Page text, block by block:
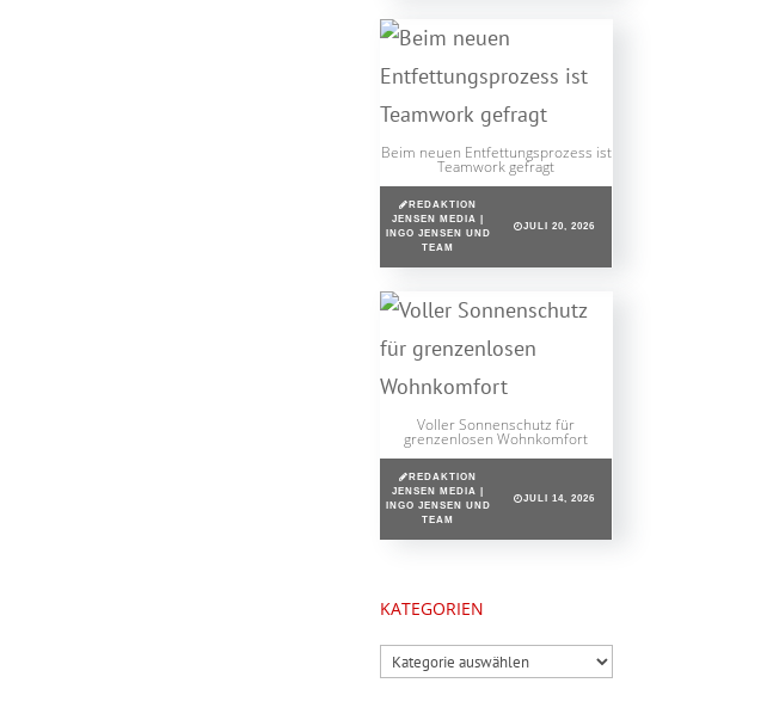
Beim neuen Entfettungsprozess ist
Teamwork gefragt
REDAKTION
JENSEN MEDIA |
INGO JENSEN UND
TEAM
JULI 20, 2026
Voller Sonnenschutz für
grenzenlosen Wohnkomfort
REDAKTION
JENSEN MEDIA |
INGO JENSEN UND
TEAM
JULI 14, 2026
KATEGORIEN
Kategorien